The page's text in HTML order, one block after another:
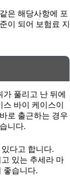
은 해당사항에 포
이 되어 보험료 지
풀리고 난 뒤에
바이 케이스이
로 출근하는 경우
니다.
다고 합니다.
있는 추세라 마
좋습니다.